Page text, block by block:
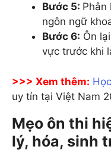
Bước 5: Phân
ngôn ngữ
Bước 6: Ôn
vực trước khi
>>> Xem thêm:
uy tín tại Việt Nam
Mẹo ôn thi
lý, hóa, sinh